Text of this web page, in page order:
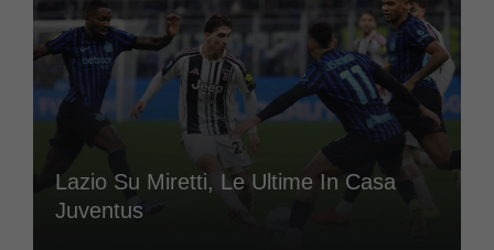
Lazio Su Miretti, Le Ultime In Casa
Juventus